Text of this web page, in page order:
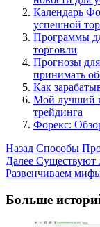
Календарь
успешной
Программы
торговли
Прогнозы
принимать
Как
Мой лучший
трейдинга
Форекс:
Post
Navigation
Назад Способы
Далее Существуют
Развенчиваем
Больше